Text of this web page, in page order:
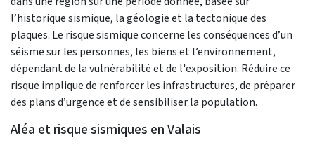
l’historique sismique, la géologie et la tectonique des
plaques. Le risque sismique concerne les conséquences d’un
séisme sur les personnes, les biens et l’environnement,
dépendant de la vulnérabilité et de l'exposition. Réduire ce
risque implique de renforcer les infrastructures, de préparer
des plans d’urgence et de sensibiliser la population.
Aléa et risque sismiques en Valais